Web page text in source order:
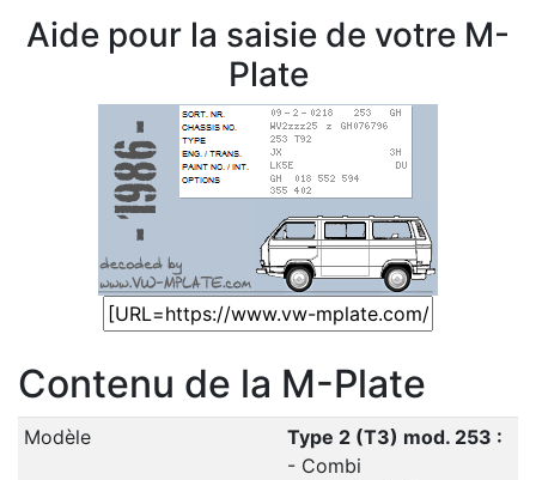
Aide pour la saisie de votre M-
Plate
Contenu de la M-Plate
Modèle
Type 2 (T3) mod. 253 :
- Combi